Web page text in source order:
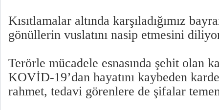
Kısıtlamalar altında karşıladığımız
gönüllerin vuslatını nasip etmesini
Terörle mücadele esnasında şehit olan
KOVİD-19’dan hayatını kaybeden
rahmet, tedavi görenlere de şifalar